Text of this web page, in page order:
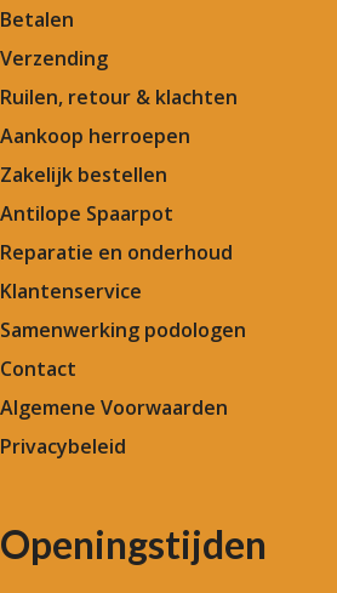
Betalen
Verzending
Ruilen, retour & klachten
Aankoop herroepen
Zakelijk bestellen
Antilope Spaarpot
Reparatie en onderhoud
Klantenservice
Samenwerking podologen
Contact
Algemene Voorwaarden
Privacybeleid
Openingstijden